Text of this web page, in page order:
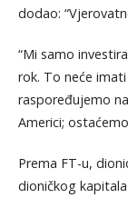
dodao:
“Mi samo
rok. To neće
raspoređujemo
Americi;
Prema FT-u,
dioničkog